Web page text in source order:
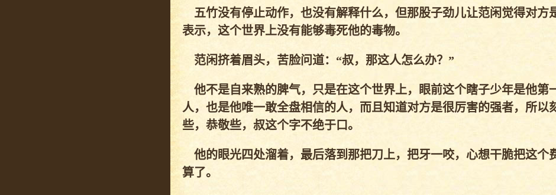
五竹没有停止动作，也没有解释什么，但那股子劲儿让范闲觉得对方
表示，这个世界上没有能够毒死他的毒物。
范闲挤着眉头，苦脸问道：“叔，那这人怎么办？”
他不是自来熟的脾气，只是在这个世界上，眼前这个瞎子少年是他第
人，也是他唯一敢全盘相信的人，而且知道对方是很厉害的强者，所以
些，恭敬些，叔这个字不绝于口。
他的眼光四处溜着，最后落到那把刀上，把牙一咬，心想干脆把这个
算了。